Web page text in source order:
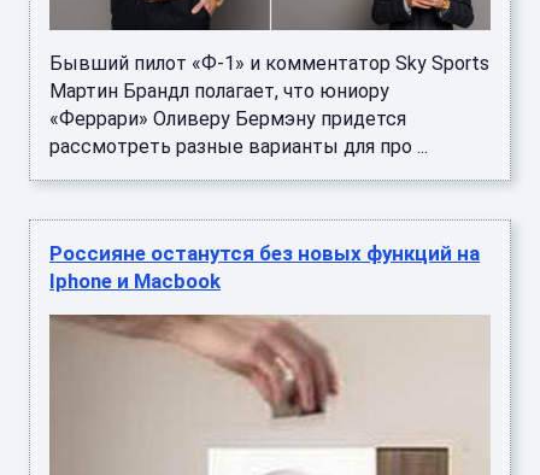
Бывший пилот «Ф-1» и комментатор Sky Sports
Мартин Брандл полагает, что юниору
«Феррари» Оливеру Бермэну придется
рассмотреть разные варианты для про ...
Россияне останутся без новых функций на
Iphone и Macbook